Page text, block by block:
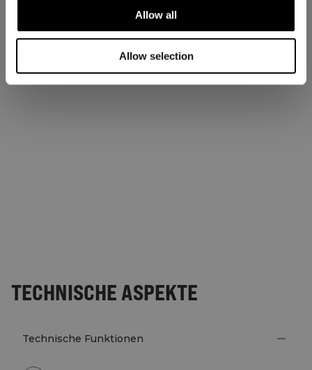
Allow all
Allow selection
TECHNISCHE ASPEKTE
Technische Funktionen